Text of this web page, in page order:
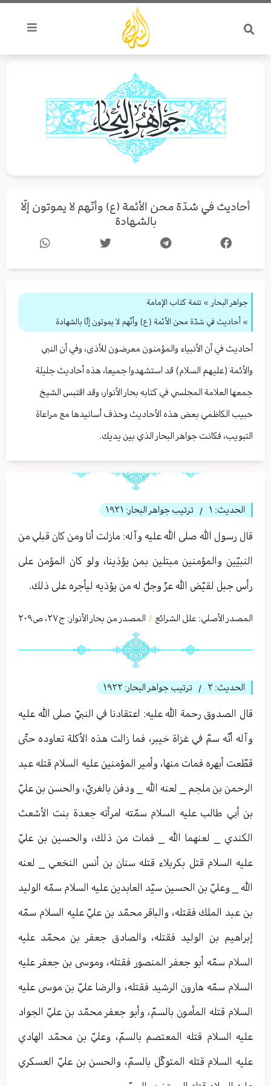
تخطي
المحتوى
أحاديث في شدّة محن الأئمة (ع) وأنّهم لا يموتون إلّا
بالشهادة
جواهر البحار » تتمة كتاب الإمامة
» أحاديث في شدّة محن الأئمة (ع) وأنّهم لا يموتون إلّا بالشهادة
أحاديث في أن الأنبياء والمؤمنون معرضون للأذى، وفي أن النبي
والأئمة (عليهم السلام) قد استشهدوا جميعا، هذه أحاديث جليلة
جمعها العلامة المجلسي في كتابه بحار الأنوار، وقد اقتبس الشيخ
حبيب الكاظمي بعض هذه الأحاديث وحذف أسانيدها مع مراعاة
التبويب، فكانت جواهر البحار الذي بين يديك.
الحديث: ١ / ترتيب جواهر البحار: ١٩٢١
قال رسول الله صلى الله عليه وآله: مازلت أنا ومن كان قبلي من
النبيّين والمؤمنين مبتلين بمن يؤذينا، ولو كان المؤمن على
رأس جبل لقيّض الله عزّ وجلّ له من يؤذيه ليأجره على ذلك.
المصدر الأصلي: علل الشرائع / المصدر من بحار الأنوار: ج٢٧، ص٢٠٩
الحديث: ٢ / ترتيب جواهر البحار: ١٩٢٢
قال الصدوق رحمة الله عليه: اعتقادنا في النبيّ صلى الله عليه
وآله أنّه سمّ في غزاة خيبر، فما زالت هذه الأكلة تعاوده حتّى
قطّعت أبهره فمات منها، وأمير المؤمنين عليه السلام قتله عبد
الرحمن بن ملجم _ لعنه الله _ ودفن بالغريّ، والحسن بن عليّ
بن أبي طالب عليه السلام سمّته امرأته جعدة بنت الأشعث
الكندي _ لعنهما الله _ فمات من ذلك، والحسين بن عليّ
عليه السلام قتل بكربلاء قتله سنان بن أنس النخعي _ لعنه
الله _ وعليّ بن الحسين سيّد العابدين عليه السلام سمّه الوليد
بن عبد الملك فقتله، والباقر محمّد بن عليّ عليه السلام سمّه
إبراهيم بن الوليد فقتله، والصادق جعفر بن محمّد عليه
السلام سمّه أبو جعفر المنصور فقتله، وموسى بن جعفر عليه
السلام سمّه هارون الرشيد فقتله، والرضا عليّ بن موسى عليه
السلام قتله المأمون بالسمّ، وأبو جعفر محمّد بن عليّ الجواد
عليه السلام قتله المعتصم بالسمّ، وعليّ بن محمّد الهادي
عليه السلام قتله المتوكّل بالسمّ، والحسن بن عليّ العسكري